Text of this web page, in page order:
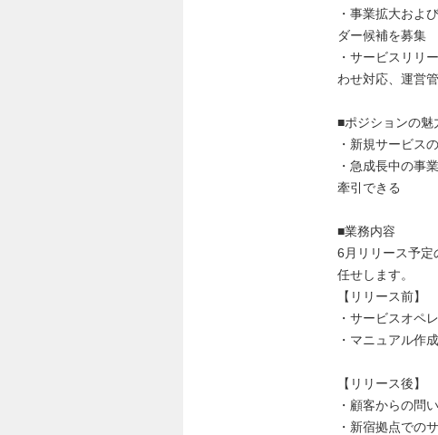
・事業拡大およ
ダー候補を募集
・サービスリリ
わせ対応、運営
■ポジションの魅
・新規サービス
・急成長中の事
牽引できる
■業務内容
6月リリース予定
任せします。
【リリース前】
・サービスオペ
・マニュアル作
【リリース後】
・顧客からの問
・新宿拠点での